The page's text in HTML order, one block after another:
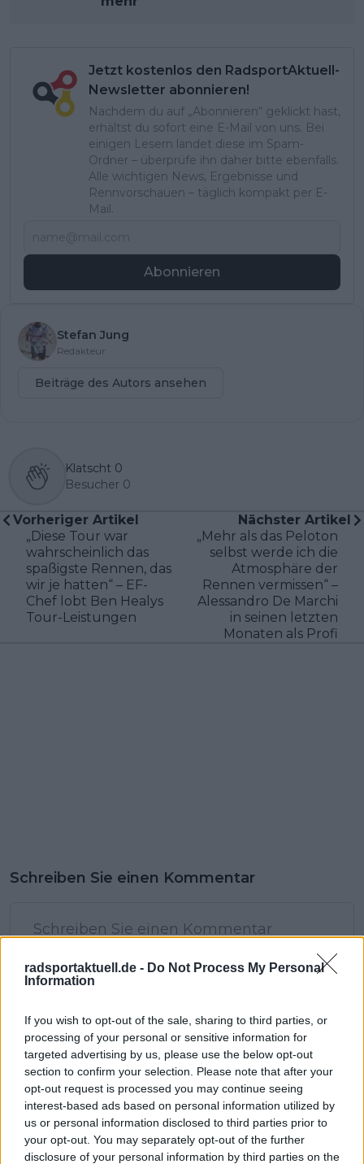
radsportaktuell.de - Do Not Process My Personal
Information
If you wish to opt-out of the sale, sharing to third parties, or
processing of your personal or sensitive information for
targeted advertising by us, please use the below opt-out
section to confirm your selection. Please note that after your
opt-out request is processed you may continue seeing
interest-based ads based on personal information utilized by
us or personal information disclosed to third parties prior to
your opt-out. You may separately opt-out of the further
disclosure of your personal information by third parties on the
Jetzt kostenlos den RadsportAktuell-
Newsletter abonnieren!
Nachdem du auf „Abonnieren“ geklickt hast,
erhältst du sofort eine E-Mail von uns. Bei
einigen Lesern landet diese im Spam-
Ordner – überprüfe ihn daher bitte ebenfalls.
Alle wichtigen News, Ergebnisse und
Rennvorschauen – täglich kompakt per E-
Mail.
Abonnieren
Stefan Jung
Redakteur
Beiträge des Autors ansehen
Klatscht 0
Besucher 0
Vorheriger Artikel
„Diese Tour war
wahrscheinlich das
spaßigste Rennen, das
wir je hatten“ – EF-
Chef lobt Ben Healys
Tour-Leistungen
Nächster Artikel
„Mehr als das Peloton
selbst werde ich die
Atmosphäre der
Rennen vermissen“ –
Alessandro De Marchi
in seinen letzten
Monaten als Profi
Schreiben Sie einen Kommentar
SENDEN